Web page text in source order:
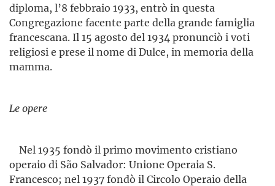
diploma, l’8 febbraio 1933, entrò in questa
Congregazione facente parte della grande famiglia
francescana. Il 15 agosto del 1934 pronunciò i voti
religiosi e prese il nome di Dulce, in memoria della
mamma.
Le opere
Nel 1935 fondò il primo movimento cristiano
operaio di São Salvador: Unione Operaia S.
Francesco; nel 1937 fondò il Circolo Operaio della